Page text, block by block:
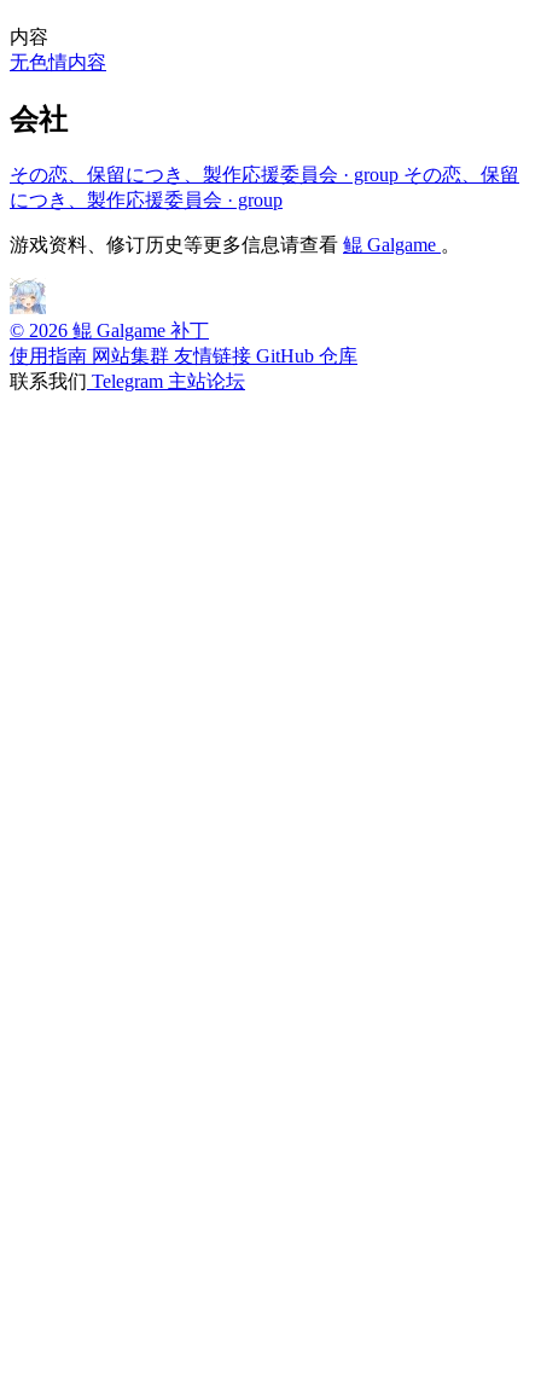
内容
无色情内容
会社
その恋、保留につき、製作応援委員会 · group その恋、保留
につき、製作応援委員会 · group
游戏资料、修订历史等更多信息请查看 鲲 Galgame 。
© 2026 鲲 Galgame 补丁
使用指南 网站集群 友情链接 GitHub 仓库
联系我们 Telegram 主站论坛